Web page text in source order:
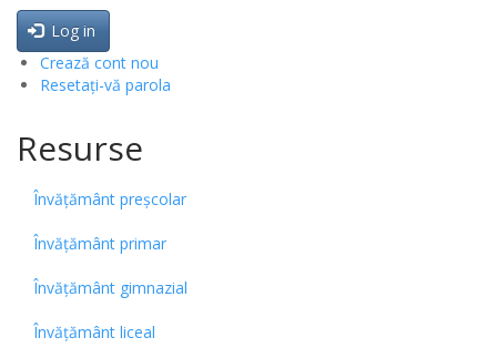
Log in
Crează cont nou
Resetați-vă parola
Resurse
Învățământ preșcolar
Învățământ primar
Învățământ gimnazial
Învățământ liceal